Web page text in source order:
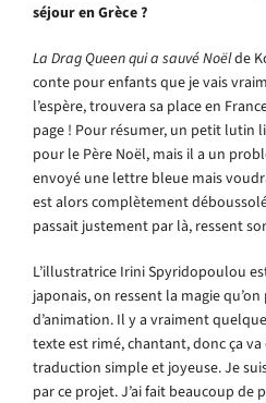
séjour en Grèce ?
La Drag Queen qui a sauvé Noëlde
conte pour enfants que je vais
l’espère, trouvera sa place en
page ! Pour résumer, un petit lutin
pour le Père Noël, mais il a un
envoyé une lettre bleue mais
est alors complètement
passait justement par là, ressent
L’illustratrice Irini Spyridopoulou
japonais, on ressent la magie
d’animation. Il y a vraiment
texte est rimé, chantant, donc ça
traduction simple et joyeuse. Je
par ce projet. J’ai fait beaucoup de